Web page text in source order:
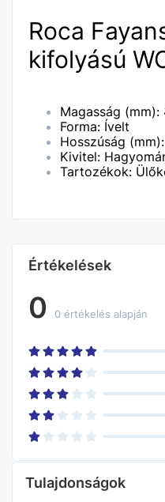
Roca
kifolyású
Magasság (mm):
Forma: Ívelt
Hosszúság
Kivitel:
Tartozékok:
Értékelések
0 0 értékelés alapján
Tulajdonságok